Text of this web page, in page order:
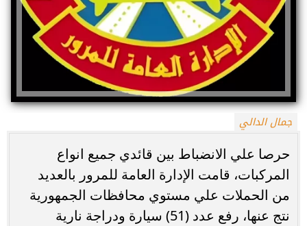
جمال الدالي
حرصا علي الانضباط بين قائدي جميع انواع
المركبات، قامت الإدارة العامة للمرور بالعديد
من الحملات علي مستوي محافظات الجمهورية
نتج عنها، رفع عدد (51) سيارة ودراجة نارية